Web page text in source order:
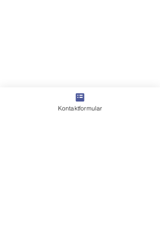
Kontaktformular